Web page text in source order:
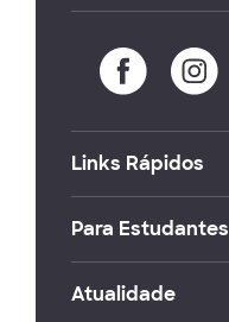
Links Rápidos
Para Estudantes
Atualidade